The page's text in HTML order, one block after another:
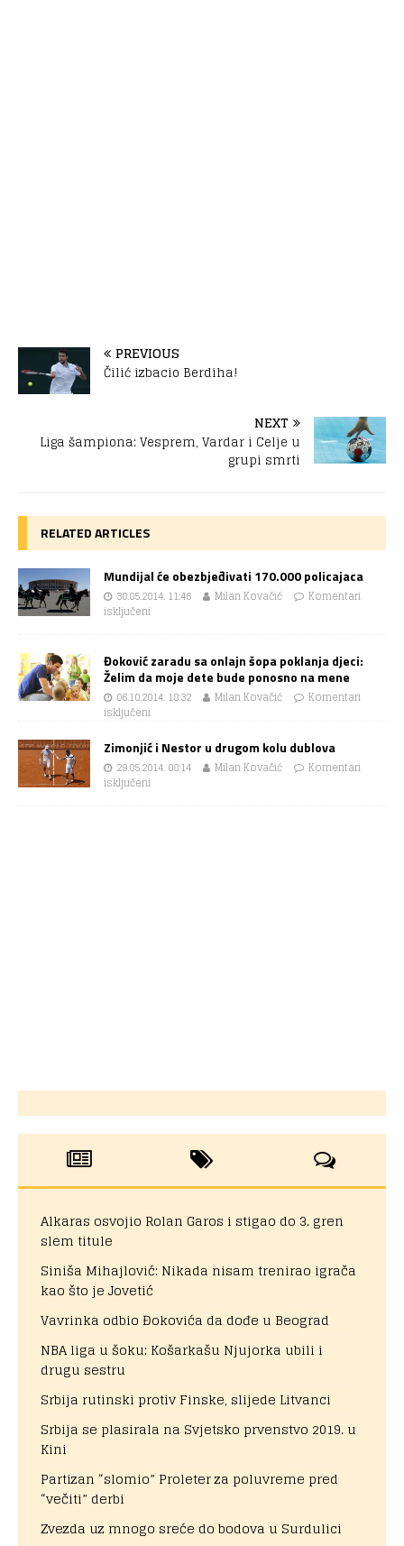
PREVIOUS
Čilić izbacio Berdiha!
NEXT
Liga šampiona: Vesprem, Vardar i Celje u
grupi smrti
RELATED ARTICLES
Mundijal će obezbjeđivati 170.000 policajaca
30.05.2014. 11:46 Milan Kovačić
Komentari
isključeni
Đoković zaradu sa onlajn šopa poklanja djeci:
Želim da moje dete bude ponosno na mene
06.10.2014. 18:32 Milan Kovačić
Komentari
isključeni
Zimonjić i Nestor u drugom kolu dublova
29.05.2014. 08:14 Milan Kovačić
Komentari
isključeni
Alkaras osvojio Rolan Garos i stigao do 3. gren
slem titule
Siniša Mihajlović: Nikada nisam trenirao igrača
kao što je Jovetić
Vavrinka odbio Đokovića da dođe u Beograd
NBA liga u šoku: Košarkašu Njujorka ubili i
drugu sestru
Srbija rutinski protiv Finske, slijede Litvanci
Srbija se plasirala na Svjetsko prvenstvo 2019. u
Kini
Partizan “slomio” Proleter za poluvreme pred
“večiti” derbi
Zvezda uz mnogo sreće do bodova u Surdulici